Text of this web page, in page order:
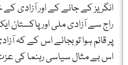
انگریز کے جانے کے اور آزادی
راج سے آزادی ملی اور پاکستان
پر قائم ہوا تو بجائے اس کے کہ
اس بے مثال سیاسی رہنما کی عزت